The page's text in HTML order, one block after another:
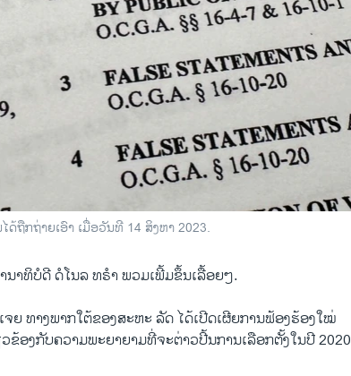
ຖືກຖ່າຍເອົາ ເມື່ອວັນທີ 14 ສິງຫາ 2023.
າທິບໍດີ ດໍໂນລ ທຣຳ ພວມເພີ້ມຂຶ້ນເລື້ອຍໆ.
ຍ ທາງພາກໃຕ້ຂອງສະຫະ ລັດ ໄດ້ເປີດເຜີຍການຟ້ອງຮ້ອງໃໝ່
ອງກັບຄວາມພະຍາຍາມທີ່ຈະຕ່າວປີ້ນການເລືອກຕັ້ງໃນປີ 2020